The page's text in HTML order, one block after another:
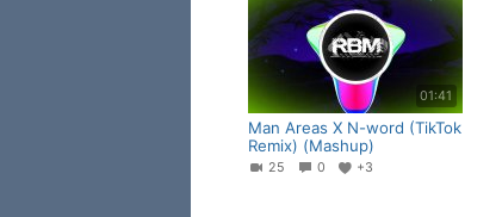
01:41
Man Areas X N-word (TikTok
Remix) (Mashup)
25 0 +3